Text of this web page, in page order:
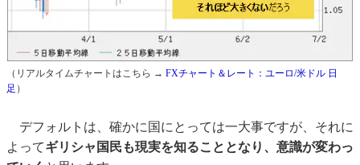
（リアルタイムチャートはこちら → FXチャート＆レート：ユーロ/米ドル 日
足 ）
デフォルトは、確かに国にとっては一大事ですが、それに
よってギリシャ国民も現実を知ることとなり、意識が変わっ